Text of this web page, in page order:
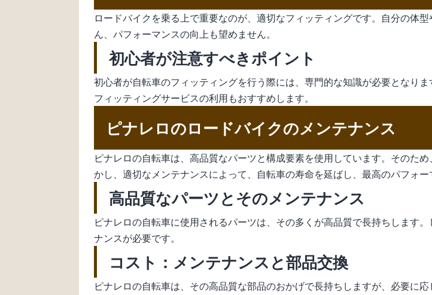
ロードバイクを乗る上で重要なのが、適切なフィッティングです。自分の体
ん、パフォーマンスの向上も望めません。
初心者が注意すべきポイント
初心者が自転車のフィッティングを行う際には、専門的な知識が必要となり
フィッティングサービスの利用もおすすめします。
ピナレロのロードバイクのメンテナンス
ピナレロの自転車は、高品質なパーツと構成要素を使用しています。そのた
かし、適切なメンテナンスによって、自転車の寿命を延ばし、最高のパフォー
高品質なパーツとそのメンテナンス
ピナレロの自転車に使用されるパーツは、その多くが高品質で長持ちします
ナンスが必要です。
コスト：メンテナンスと部品交換
ピナレロの自転車は、その高品質な部品のおかげで長持ちしますが、必要に